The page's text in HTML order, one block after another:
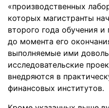
«производственных
которых магистранты
второго года обучения
до момента его
выполняемые ими
исследовательские
внедряются в
финансовых институтов.